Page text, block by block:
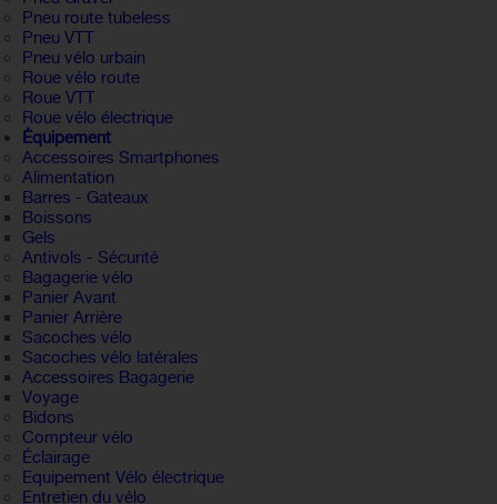
Pneu route tubeless
Pneu VTT
Pneu vélo urbain
Roue vélo route
Roue VTT
Roue vélo électrique
Équipement
Accessoires Smartphones
Alimentation
Barres - Gateaux
Boissons
Gels
Antivols - Sécurité
Bagagerie vélo
Panier Avant
Panier Arrière
Sacoches vélo
Sacoches vélo latérales
Accessoires Bagagerie
Voyage
Bidons
Compteur vélo
Éclairage
Equipement Vélo électrique
Entretien du vélo